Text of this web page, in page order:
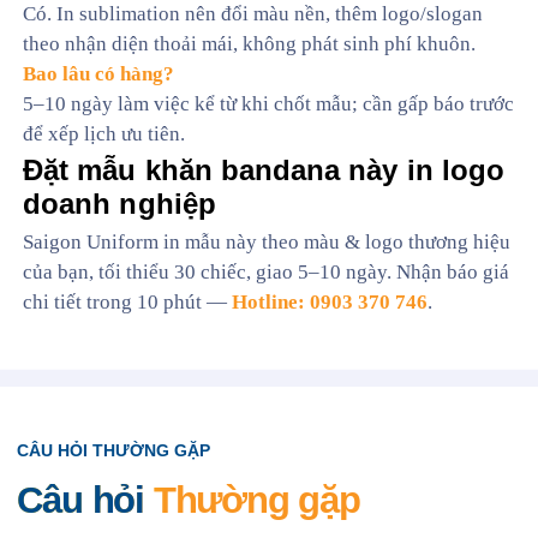
Có. In sublimation nên đổi màu nền, thêm logo/slogan
theo nhận diện thoải mái, không phát sinh phí khuôn.
Bao lâu có hàng?
5–10 ngày làm việc kể từ khi chốt mẫu; cần gấp báo trước
để xếp lịch ưu tiên.
Đặt mẫu khăn bandana này in logo
doanh nghiệp
Saigon Uniform in mẫu này theo màu & logo thương hiệu
của bạn, tối thiểu 30 chiếc, giao 5–10 ngày. Nhận báo giá
chi tiết trong 10 phút —Hotline: 0903 370 746.
CÂU HỎI THƯỜNG GẶP
Câu hỏi Thường gặp